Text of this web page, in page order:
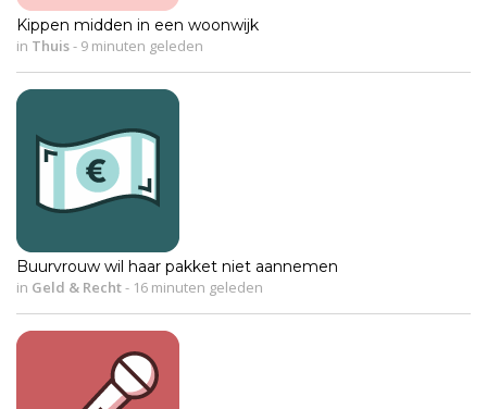
Kippen midden in een woonwijk
in Thuis- 9 minuten geleden
Buurvrouw wil haar pakket niet aannemen
in Geld & Recht- 16 minuten geleden